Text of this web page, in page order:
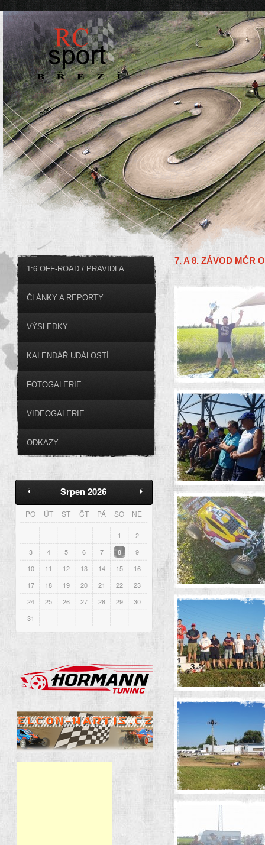
1:6 OFF-ROAD / PRAVIDLA
ČLÁNKY A REPORTY
VÝSLEDKY
KALENDÁŘ UDÁLOSTÍ
FOTOGALERIE
VIDEOGALERIE
ODKAZY
Srpen 2026
PO ÚT ST ČT PÁ SO NE
1
2
3
4 5 6 7 8
9
10
11 12 13 14 15
16
17
18 19 20 21 22
23
24
25 26 27 28 29
30
31
7. A 8. ZÁVOD MČR